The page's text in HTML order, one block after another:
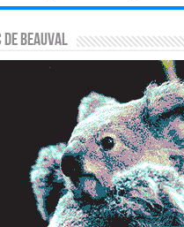
DE BEAUVAL